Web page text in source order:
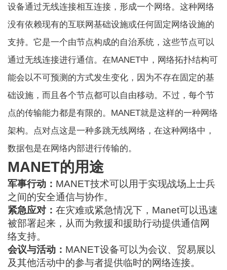
设备通过无线连接相互连接，形成一个网络。这种网络
没有依赖现有的互联网基础设施或任何固定网络设施的
支持。它是一个由节点构成的自治系统，这些节点可以
通过无线连接进行通信。在MANET中，网络拓扑结构可
能会以不可预测的方式发生变化，因为不存在固定的基
础设施，而且各个节点都可以自由移动。不过，每个节
点的传输能力都是有限的。MANET就是这样的一种网络
架构。 点对点这是一种多跳无线网络，在这种网络中，
数据包是在网络内部进行传输的。
MANET的用途
军事行动： MANET技术可以用于实现战场上士兵
之间的安全通信与协作。
紧急应对：在灾难或紧急情况下，Manet可以迅速
被部署起来，从而为救援和援助行动提供通信网
络支持。
会议与活动： MANET设备可以为会议、贸易展以
及其他活动中的参与者提供临时的网络连接。